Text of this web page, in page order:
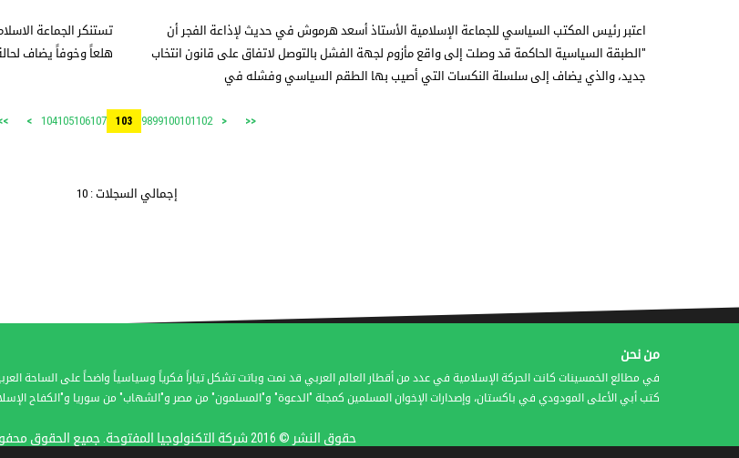
اعتبر رئيس المكتب السياسي للجماعة الإسلامية الأستاذ أسعد هرموش في حديث لإذاعة الفجر أن
"الطبقة السياسية الحاكمة قد وصلت إلى واقع مأزوم لجهة الفشل بالتوصل لاتفاق على قانون انتخاب
جديد، والذي يضاف إلى سلسلة النكسات التي أصيب بها الطقم السياسي وفشله في
تستنكر الجماعة
هلعاً وخوفاً يضاف
<<
<
9899100101102
103
104105106107
>
إجمالي السجلات : 10
من نحن
في مطالع الخمسينات كانت الحركة الإسلامية في عدد من أقطار العالم العربي قد نمت وباتت تشكل تياراً فكرياً وسياسياً واضحاً على الساحة
كتب أبي الأعلى المودودي في باكستان، وإصدارات الإخوان المسلمين كمجلة "الدعوة" و"المسلمون" من مصر و"الشهاب" من سوريا و"الكفاح
حقوق النشر © 2016 شركة التكنولوجيا المفتوحة. جميع الحقوق محفوظة